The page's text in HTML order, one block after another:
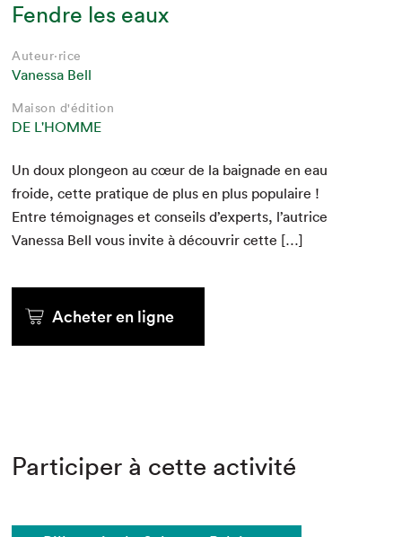
Fendre les eaux
Auteur·rice
Vanessa Bell
Maison d'édition
DE L'HOMME
Un doux plon­geon au cœur de la baig­nade en eau
froide, cette pra­tique de plus en plus pop­u­laire !
Entre témoignages et con­seils d’experts, l’autrice
Vanes­sa Bell vous invite à décou­vrir cette […]
Acheter en ligne
Participer à cette activité